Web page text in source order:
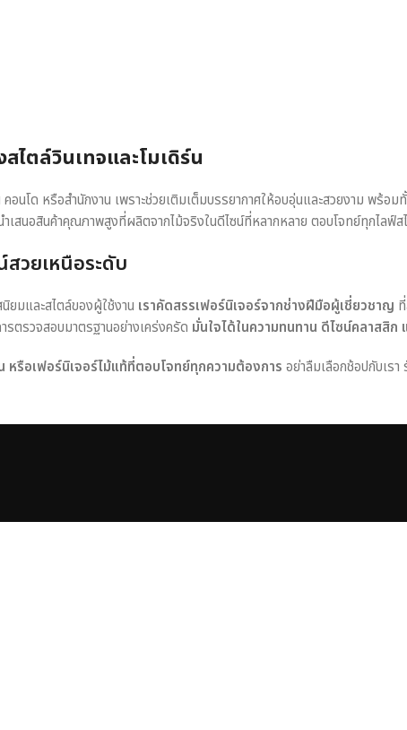
ไตล์วินเทจและโมเดิร์น
อนโด หรือสำนักงาน เพราะช่วยเติมเต็มบรรยากาศให้อบอุ่นและสวยงาม พ
เสนอสินค้าคุณภาพสูงที่ผลิตจากไม้จริงในดีไซน์ที่หลากหลาย ตอบโจทย์ทุกไลฟ์ส
วยเหนือระดับ
ยมและสไตล์ของผู้ใช้งาน เราคัดสรรเฟอร์นิเจอร์จากช่างฝีมือผู้เชี่ยวชาญ
ตรวจสอบมาตรฐานอย่างเคร่งครัด มั่นใจได้ในความทนทาน ดีไซน์คลาสสิก
หรือเฟอร์นิเจอร์ไม้แท้ที่ตอบโจทย์ทุกความต้องการ อย่าลืมเลือกช้อปกับเร